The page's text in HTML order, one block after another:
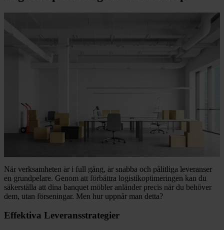
När verksamheten är i full gång, är snabba och pålitliga leveranser
en grundpelare. Genom att förbättra logistikoptimeringen kan du
säkerställa att dina banquet möbler anländer precis när du behöver
dem, utan förseningar. Men hur uppnår man detta?
Effektiva Leveransstrategier